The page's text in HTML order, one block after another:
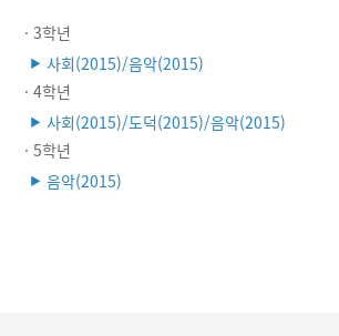
· 3학년
▶ 사회(2015)/음악(2015)
· 4학년
▶ 사회(2015)/도덕(2015)/음악(2015)
· 5학년
▶ 음악(2015)